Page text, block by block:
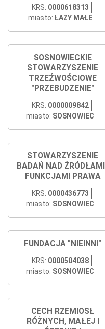
KRS: 0000618313
miasto: ŁAZY MAŁE
SOSNOWIECKIE
STOWARZYSZENIE
TRZEŹWOŚCIOWE
"PRZEBUDZENIE"
KRS: 0000009842
miasto: SOSNOWIEC
STOWARZYSZENIE
BADAŃ NAD ŹRÓDŁAMI I
FUNKCJAMI PRAWA
KRS: 0000436773
miasto: SOSNOWIEC
FUNDACJA "NIEINNI"
KRS: 0000504038
miasto: SOSNOWIEC
CECH RZEMIOSŁ
RÓŻNYCH, MAŁEJ I